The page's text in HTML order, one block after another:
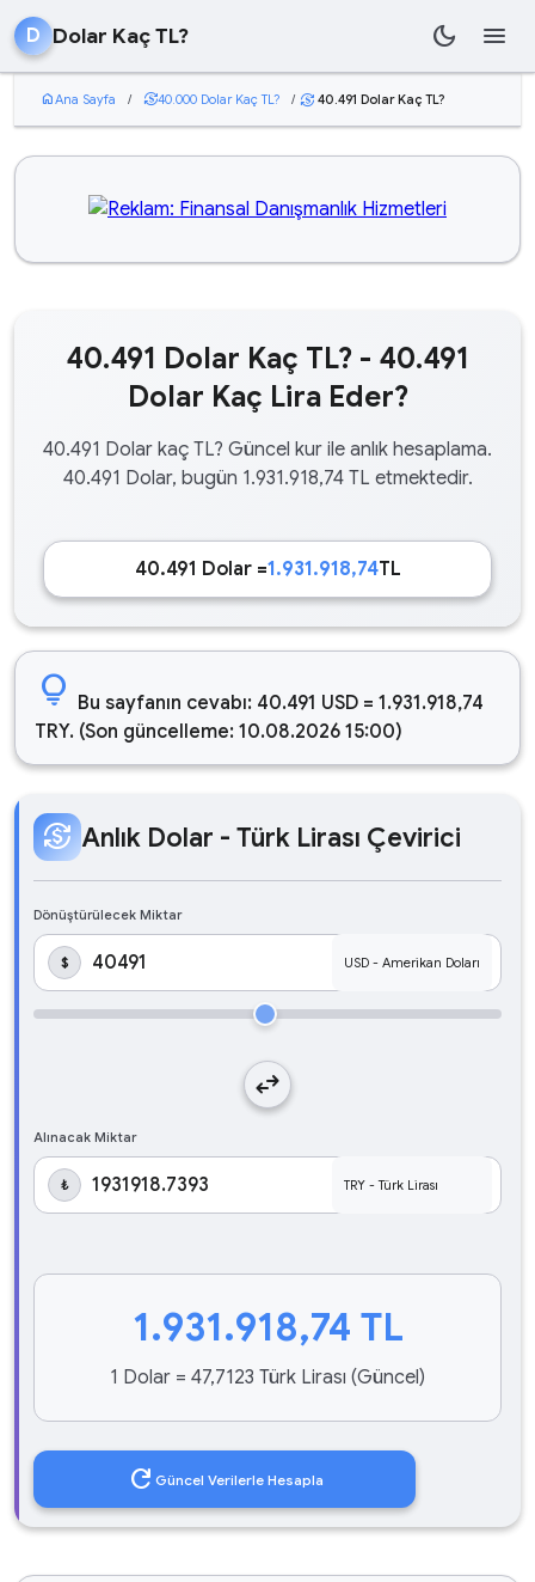
D Dolar Kaç TL? dark_mode menu
homeAna Sayfa / currency_exchange40.000 Dolar Kaç TL? / currency_exchange 40.491 Dolar Kaç TL?
40.491 Dolar Kaç TL? - 40.491
Dolar Kaç Lira Eder?
40.491 Dolar kaç TL? Güncel kur ile anlık hesaplama.
40.491 Dolar, bugün 1.931.918,74 TL etmektedir.
40.491 Dolar =1.931.918,74TL
lightbulb Bu sayfanın cevabı: 40.491 USD = 1.931.918,74
TRY. (Son güncelleme: 10.08.2026 15:00)
currency_exchange Anlık Dolar - Türk Lirası Çevirici
Dönüştürülecek Miktar
$
swap_horiz
Alınacak Miktar
₺
1.931.918,74 TL
1 Dolar = 47,7123 Türk Lirası (Güncel)
refresh Güncel Verilerle Hesapla